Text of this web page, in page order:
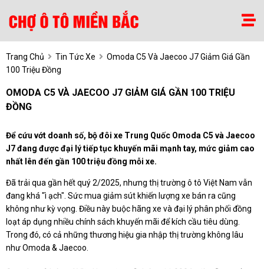
Trang Chủ Tin Tức Xe
Omoda C5 Và Jaecoo J7 Giảm Giá Gần
100 Triệu Đồng
OMODA C5 VÀ JAECOO J7 GIẢM GIÁ GẦN 100 TRIỆU
ĐỒNG
Để cứu vớt doanh số, bộ đôi xe Trung Quốc Omoda C5 và Jaecoo
J7 đang được đại lý tiếp tục khuyến mãi mạnh tay, mức giảm cao
nhất lên đến gần 100 triệu đồng mỗi xe.
Đã trải qua gần hết quý 2/2025, nhưng thị trường ô tô Việt Nam vẫn
đang khá "ì ạch". Sức mua giảm sút khiến lượng xe bán ra cũng
không như kỳ vọng. Điều này buộc hãng xe và đại lý phân phối đồng
loạt áp dụng nhiều chính sách khuyến mãi để kích cầu tiêu dùng.
Trong đó, có cả những thương hiệu gia nhập thị trường không lâu
như Omoda & Jaecoo.